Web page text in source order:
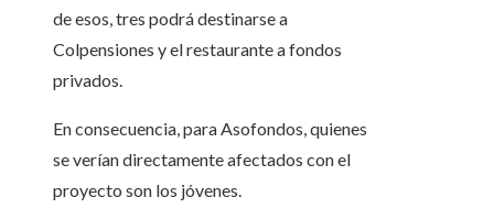
de esos, tres podrá destinarse a
Colpensiones y el restaurante a fondos
privados.
En consecuencia, para Asofondos, quienes
se verían directamente afectados con el
proyecto son los jóvenes.